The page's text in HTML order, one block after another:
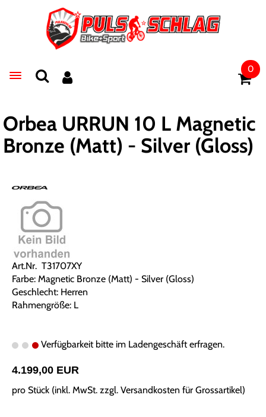
Toggle navigation
0
Orbea URRUN 10 L Magnetic
Bronze (Matt) - Silver (Gloss)
Art.Nr. T31707XY
Farbe: Magnetic Bronze (Matt) - Silver (Gloss)
Geschlecht: Herren
Rahmengröße: L
Verfügbarkeit bitte im Ladengeschäft erfragen.
4.199,00 EUR
pro Stück (inkl. MwSt. zzgl. Versandkosten für Grossartikel)